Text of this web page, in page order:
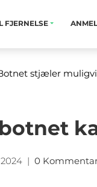
FJERNELSE
stjæler
| 0